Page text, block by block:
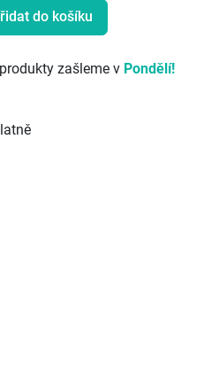
do košíku
zašleme v Pondělí!